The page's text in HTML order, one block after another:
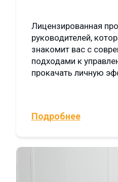
Лицензированная
руководителей,
знакомит вас с
подходами к
прокачать личную
Подробнее